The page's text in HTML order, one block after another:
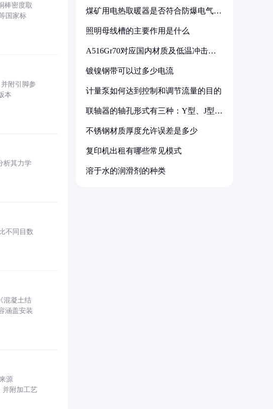
棒密度取
国家标
附引脚参
本
析其力学
不同目数
混凝土结
涵盖安装
源
并附加工艺
煤矿用电热取暖器是否符合防爆电气设
照明母线槽的主要作用是什么
A516Gr70对应国内材质及低温冲击要
镀镍钢带可以过多少电流
计量泵如何达到控制和调节流量的目的
联轴器的轴孔形式有三种：Y型、J型、
不锈钢材质厚度允许误差是多少
复印机出租有哪些常见模式
溶于水的润滑剂的种类